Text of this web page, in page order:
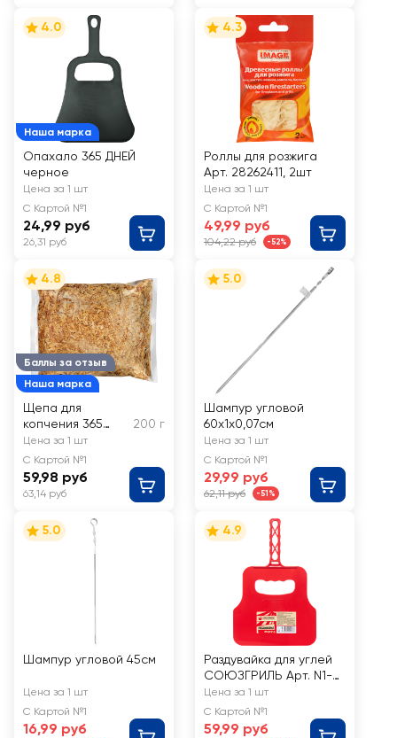
Наша марка
4.0
Опахало 365 ДНЕЙ
черное
Цена за 1 шт
С Картой №1
24,99 руб
26,31 руб
4.3
Роллы для розжига
Арт. 28262411, 2шт
Цена за 1 шт
С Картой №1
49,99 руб
104,22 руб -52%
Баллы за отзыв
Наша марка
4.8
Щепа для
копчения 365
ДНЕЙ Ольха, Арт.
69666
200 г
Цена за 1 шт
С Картой №1
59,98 руб
63,14 руб
5.0
Шампур угловой
60х1х0,07см
Цена за 1 шт
С Картой №1
29,99 руб
62,11 руб -51%
5.0
Шампур угловой 45см
Цена за 1 шт
С Картой №1
16,99 руб
4.9
Раздувайка для углей
СОЮЗГРИЛЬ Арт. N1-
A08
Цена за 1 шт
С Картой №1
59,99 руб